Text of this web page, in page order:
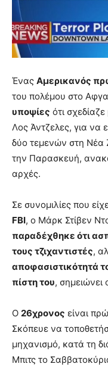
Ένας Αμερικανός
του πολέμου στο
υποψίες ότι
Λος Άντζελες, για να
δύο τεμενών στη Νέα
την Παρασκευή,
αρχές.
Σε συνομιλίες που
FBI, ο Μάρκ Στίβεν
παραδέχθηκε ότι
τους τζιχαντιστές,
αποφασιστικότητά
πίστη του, σημειώνει
Ο 26χρονος είναι
Σκόπευε να
μηχανισμό, κατά τη
Μπιτς το